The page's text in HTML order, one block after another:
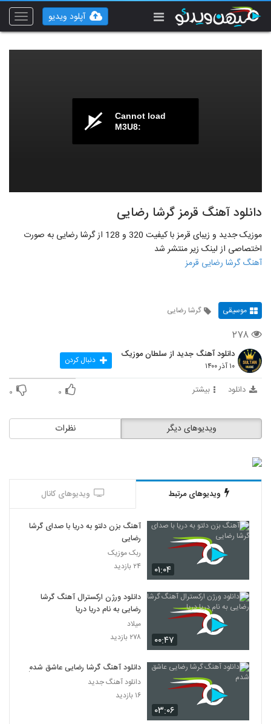
Toggle
آپلود ویدیو
Cannot load
M3U8:
دانلود آهنگ قرمز گرشا رضایی
موزیک جدید و زیبای قرمز با کیفیت 320 و 128 از گرشا رضایی به صورت
اختصاصی از لینک زیر منتشر شد
آهنگ گرشا رضایی قرمز
موسیقی گرشا رضایی
۲۷۸
دانلود آهنگ جدید از سلطان موزیک
۱۰ آذر ۱۴۰۰ دنبال کردن
دانلود بیشتر ۰ ۰
نظرات ویدیوهای دیگر
ویدیوهای مرتبط ویدیوهای کانال
۰۱:۰۴
آهنگ بزن دلتو به دریا با صدای گرشا
رضایی
ربک موزیک
۲۴ بازدید
۰۰:۴۷
دانلود ورژن ارکسترال آهنگ گرشا
رضایی به نام دریا دریا
میلاد
۲۷۸ بازدید
۰۳:۰۶
دانلود آهنگ گرشا رضایی عاشق شدم
دانلود آهنگ جدید
۱۶ بازدید